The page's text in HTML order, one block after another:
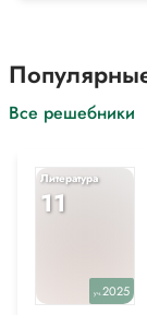
Все решебники
Литература
11
уч.2025